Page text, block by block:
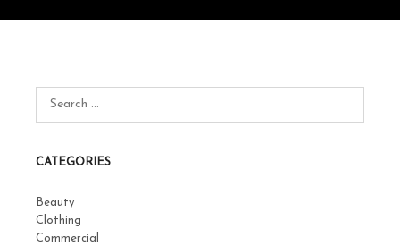
CATEGORIES
Beauty
Clothing
Commercial